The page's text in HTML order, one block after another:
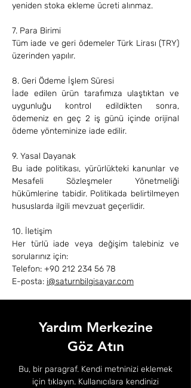
yeniden stoka ekleme ücreti alınmaz.
7. Para Birimi
Tüm iade ve geri ödemeler Türk Lirası (TRY)
üzerinden yapılır.
8. Geri Ödeme İşlem Süresi
İade edilen ürün tarafımıza ulaştıktan ve
uygunluğu kontrol edildikten sonra,
ödemeniz en geç 2 iş günü içinde orijinal
ödeme yönteminize iade edilir.
9. Yasal Dayanak
Bu iade politikası, yürürlükteki kanunlar ve
Mesafeli Sözleşmeler Yönetmeliği
hükümlerine tabidir. Politikada belirtilmeyen
hususlarda ilgili mevzuat geçerlidir.
10. İletişim
Her türlü iade veya değişim talebiniz ve
sorularınız için:
Telefon: +90 212 234 56 78
E-posta: i@saturnbilgisayar.com
Yardım Merkezine
Göz Atın
Bu, bir paragraf. Kendi metninizi eklemek
için tıklayın. Kullanıcılara kendinizi